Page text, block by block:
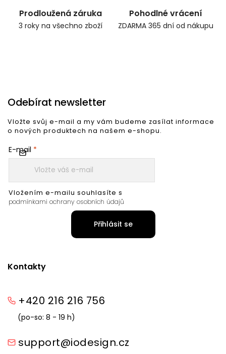
Prodloužená záruka
3 roky na všechno zboží
Pohodlné vrácení
ZDARMA 365 dní od nákupu
Kontakty
+420 216 216 756
(po-so: 8 - 19 h)
support@iodesign.cz
Odebírat newsletter
Vložte svůj e-mail a my vám budeme zasílat informace
o nových produktech na našem e-shopu.
E-mail
Vložením e-mailu souhlasíte s
podmínkami ochrany osobních údajů
Přihlásit se